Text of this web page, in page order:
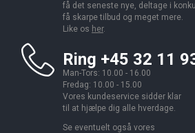
få det seneste nye, deltage i
få skarpe tilbud og meget mere.
Like os her.
Ring +45 32 11
Man-Tors: 10.00 - 16.00
Fredag: 10.00 - 15.00
Vores kundeservice sidder klar
til at hjælpe dig alle hverdage.
Se eventuelt også vores